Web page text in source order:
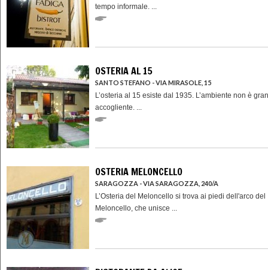
tempo informale. ...
OSTERIA AL 15
SANTO STEFANO - VIA MIRASOLE, 15
L’osteria al 15 esiste dal 1935. L’ambiente non è
accogliente. ...
OSTERIA MELONCELLO
SARAGOZZA - VIA SARAGOZZA, 240/A
L’Osteria del Meloncello si trova ai piedi dell'arco del
Meloncello, che unisce ...